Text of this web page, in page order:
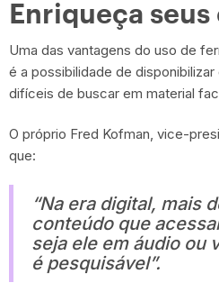
Enriqueça
Uma das vantagens do uso de
é a possibilidade de
difíceis de buscar em material
O próprio Fred Kofman, vice-
que:
“Na era digital, mais
conteúdo que
seja ele em áudio ou
é pesquisável”.